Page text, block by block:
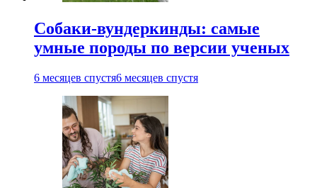
Собаки-вундеркинды: самые
умные породы по версии ученых
6 месяцев спустя6 месяцев спустя